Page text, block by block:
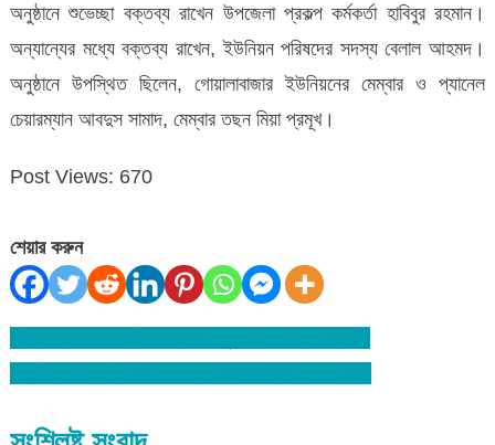
অনুষ্ঠানে শুভেচ্ছা বক্তব্য রাখেন উপজেলা প্রকল্প কর্মকর্তা হাবিবুর রহমান।
অন্যান্যের মধ্যে বক্তব্য রাখেন, ইউনিয়ন পরিষদের সদস্য বেলাল আহমদ।
অনুষ্ঠানে উপস্থিত ছিলেন, গোয়ালাবাজার ইউনিয়নের মেম্বার ও প্যানেল
চেয়ারম্যান আবদুস সামাদ, মেম্বার তছন মিয়া প্রমূখ।
Post Views: 670
শেয়ার করুন
Post